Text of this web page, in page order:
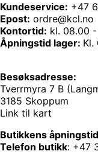
Kundeservice: +47
Epost: ordre@kcl.no
Kontortid: kl. 08.00 -
Åpningstid lager: Kl.
Besøksadresse:
Tverrmyra 7 B
3185 Skoppum
Link til kart
Butikkens
Telefon butikk: +47